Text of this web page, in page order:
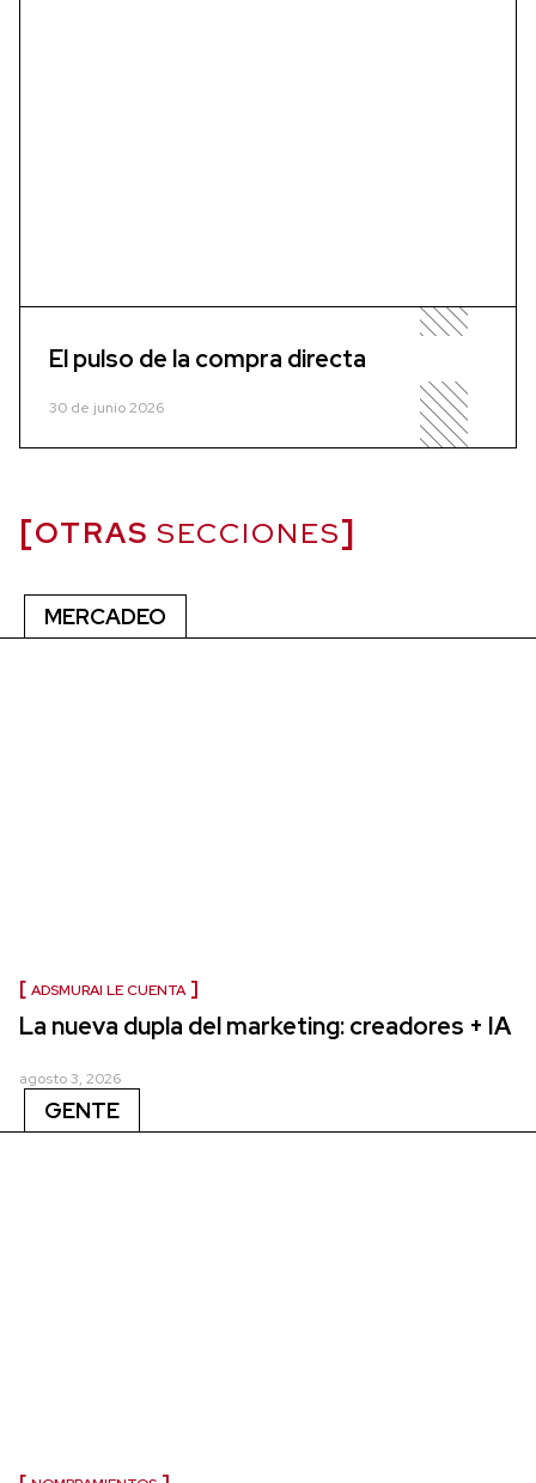
El pulso de la compra directa
30 de junio 2026
OTRAS SECCIONES
MERCADEO
ADSMURAI LE CUENTA
La nueva dupla del marketing: creadores + IA
agosto 3, 2026
GENTE